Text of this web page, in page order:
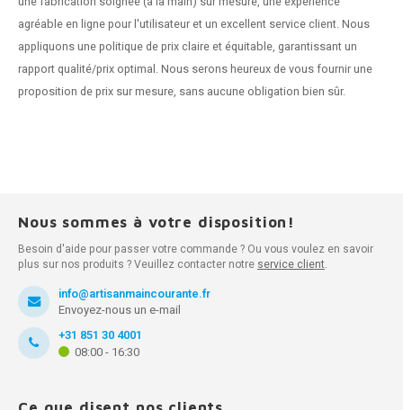
agréable en ligne pour l'utilisateur et un excellent service client. Nous
appliquons une politique de prix claire et équitable, garantissant un
rapport qualité/prix optimal. Nous serons heureux de vous fournir une
proposition de prix sur mesure, sans aucune obligation bien sûr.
Nous sommes à votre disposition!
Besoin d'aide pour passer votre commande ? Ou vous voulez en savoir
plus sur nos produits ? Veuillez contacter notre service client.
info@artisanmaincourante.fr
Envoyez-nous un e-mail
+31 851 30 4001
08:00 - 16:30